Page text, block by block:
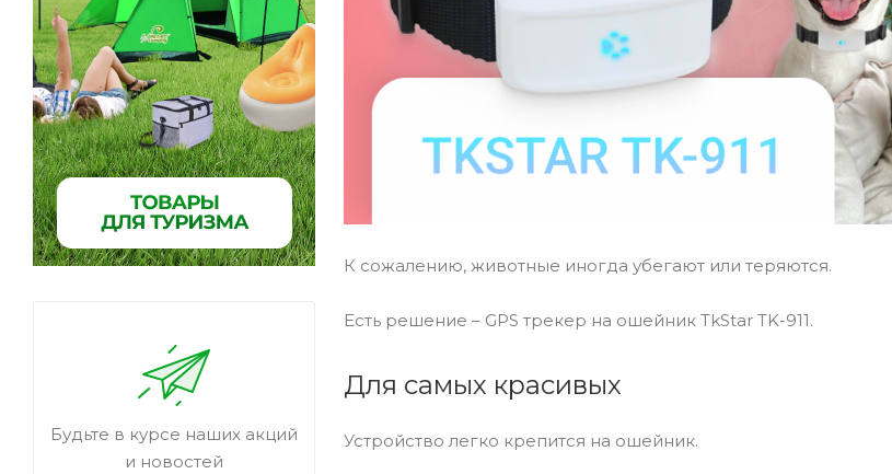
К сожалению, животные иногда убегают или теряются.
Есть решение – GPS трекер на ошейник TkStar TK-911.
Для самых красивых
Устройство легко крепится на ошейник.
Будьте в курсе наших акций
и новостей